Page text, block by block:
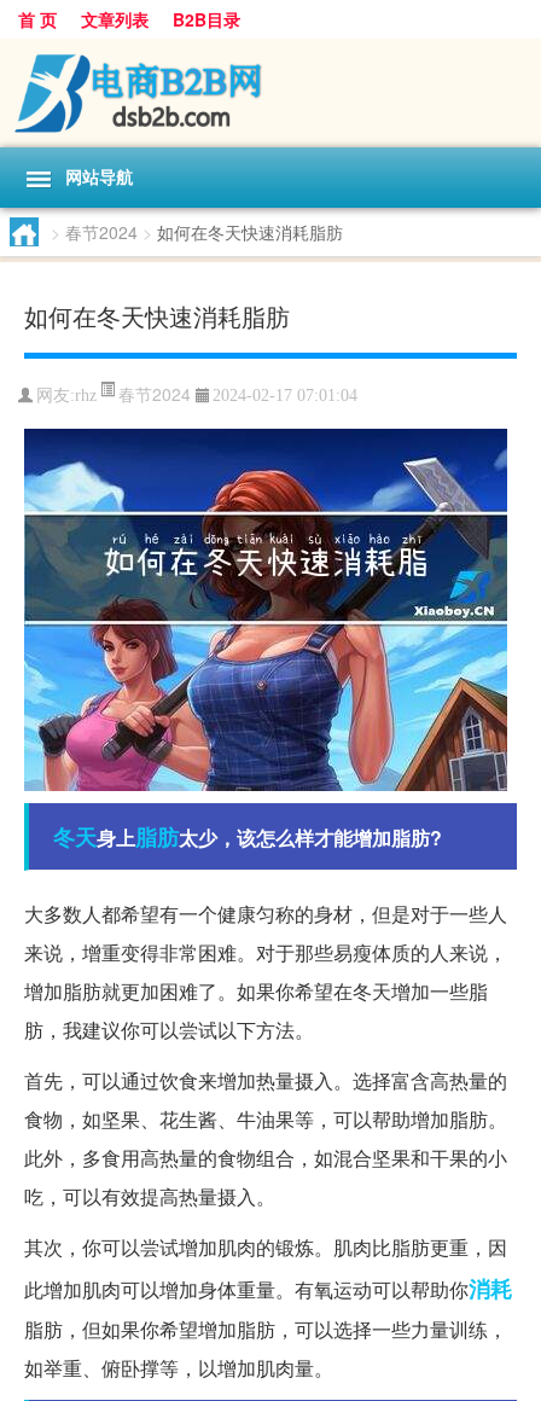
首 页 文章列表 B2B目录
网站导航
> 春节2024 > 如何在冬天快速消耗脂肪
如何在冬天快速消耗脂肪
网友:rhz 春节2024 2024-02-17 07:01:04
冬天身上脂肪太少，该怎么样才能增加脂肪?
大多数人都希望有一个健康匀称的身材，但是对于一些人
来说，增重变得非常困难。对于那些易瘦体质的人来说，
增加脂肪就更加困难了。如果你希望在冬天增加一些脂
肪，我建议你可以尝试以下方法。
首先，可以通过饮食来增加热量摄入。选择富含高热量的
食物，如坚果、花生酱、牛油果等，可以帮助增加脂肪。
此外，多食用高热量的食物组合，如混合坚果和干果的小
吃，可以有效提高热量摄入。
其次，你可以尝试增加肌肉的锻炼。肌肉比脂肪更重，因
此增加肌肉可以增加身体重量。有氧运动可以帮助你消耗
脂肪，但如果你希望增加脂肪，可以选择一些力量训练，
如举重、俯卧撑等，以增加肌肉量。